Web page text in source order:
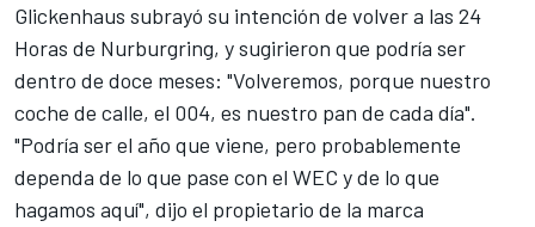
Glickenhaus subrayó su intención de volver a las 24
Horas de Nurburgring, y sugirieron que podría ser
dentro de doce meses: "Volveremos, porque nuestro
coche de calle, el 004, es nuestro pan de cada día".
"Podría ser el año que viene, pero probablemente
dependa de lo que pase con el WEC y de lo que
hagamos aquí", dijo el propietario de la marca